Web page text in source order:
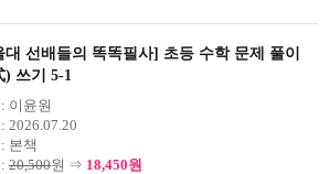
대 선배들의 똑똑필사] 초등 수학 문제 풀이
) 쓰기 5-1
이윤원
2026.07.20
본책
20,500원 ⇒ 18,450원